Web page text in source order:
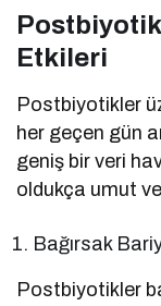
Etkileri
Postbiyotikler
her geçen gün
geniş bir veri
oldukça umut
Bağırsak
Postbiyotikler